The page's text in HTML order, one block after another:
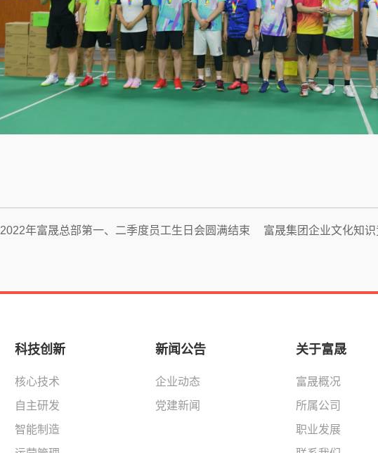
2022年富晟总部第一、二季度员工生日会圆满结束 富晟集团企业文化知
科技创新
核心技术
自主研发
智能制造
新闻公告
企业动态
党建新闻
关于富晟
富晟概况
所属公司
职业发展